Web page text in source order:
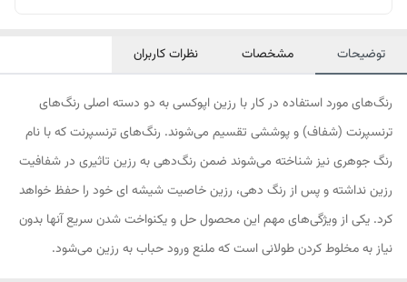
توضیحات مشخصات نظرات کاربران
رنگ‌های مورد استفاده در کار با رزین اپوکسی به دو دسته اصلی رنگ‌های
ترنسپرنت (شفاف) و پوششی تقسیم می‌شوند. رنگ‌های ترنسپرنت که با نام
رنگ جوهری نیز شناخته می‌شوند ضمن رنگ‌دهی به رزین تاثیری در شفافیت
رزین نداشته و پس از رنگ دهی، رزین خاصیت شیشه ای خود را حفظ خواهد
کرد. یکی از ویژگی‌های مهم این محصول حل و یکنواخت شدن سریع آنها بدون
نیاز به مخلوط کردن طولانی است که ملنع ورود حباب به رزین می‌شود.